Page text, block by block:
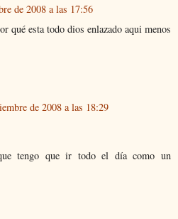
de 2008 a las 17:56
qué esta todo dios enlazado aqui menos
de 2008 a las 18:29
tengo que ir todo el día como un